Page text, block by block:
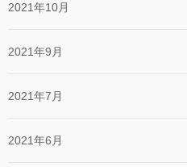
2021年10月
2021年9月
2021年7月
2021年6月